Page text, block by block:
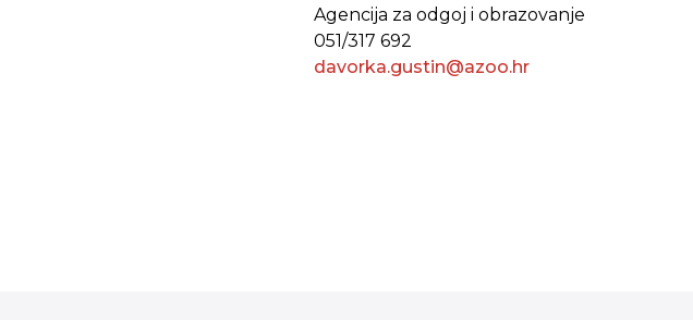
Agencija za odgoj i obrazovanje
051/317 692
davorka.gustin@azoo.hr